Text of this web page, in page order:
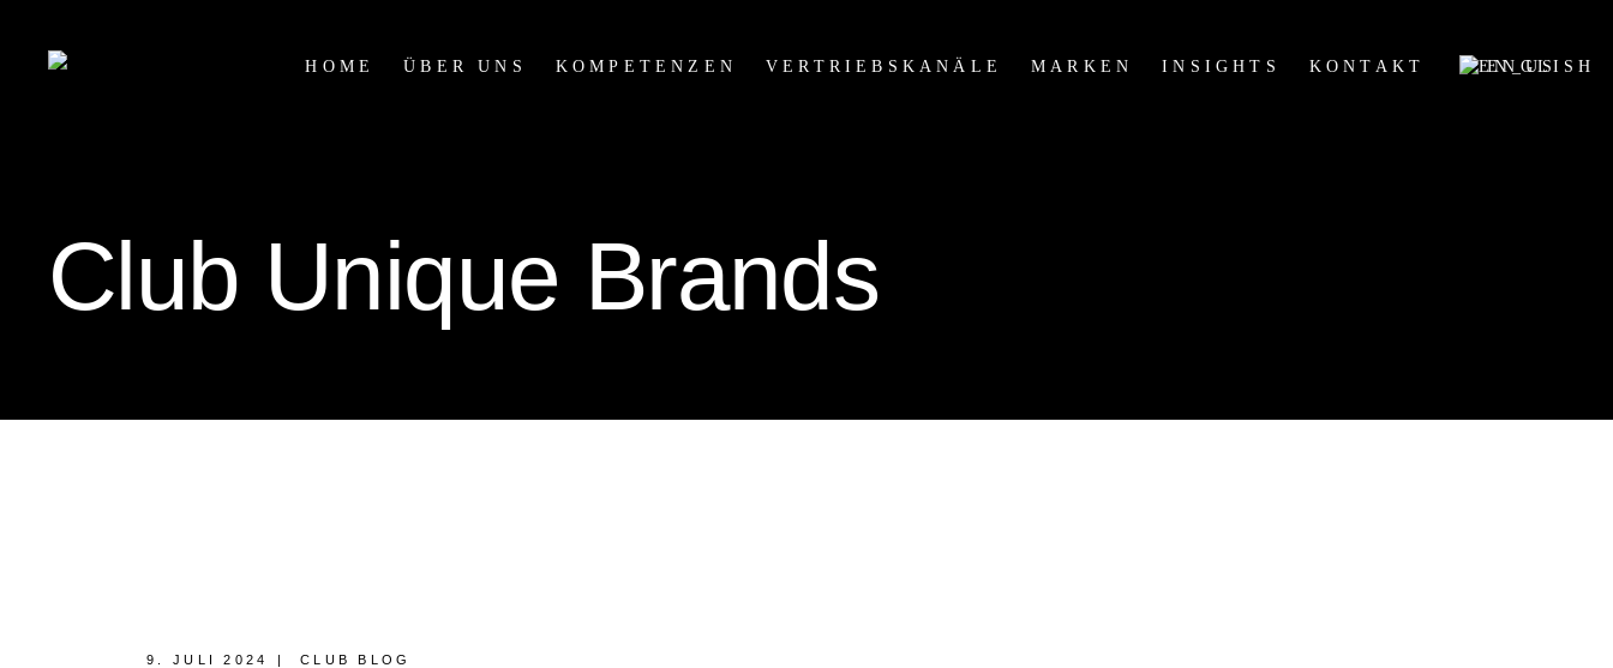
HOME ÜBER UNS KOMPETENZEN VERTRIEBSKANÄLE MARKEN INSIGHTS KONTAKT ENGLISH
Club Unique Brands
9. JULI 2024 CLUB BLOG